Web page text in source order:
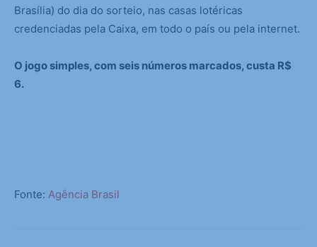
Brasília) do dia do sorteio, nas casas lotéricas
credenciadas pela Caixa, em todo o país ou pela internet.
O jogo simples, com seis números marcados, custa R$
6.
Fonte: Agência Brasil